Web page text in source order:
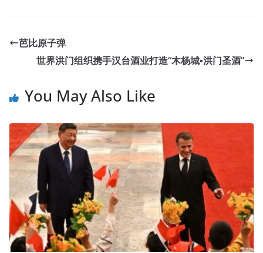
芭比原子弹
世界洪门组织携手汉台酒业打造“木杨城▪洪门圣酒”
You May Also Like